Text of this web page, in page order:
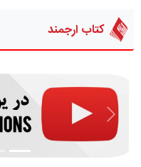
کتاب ارجمند
قبلی